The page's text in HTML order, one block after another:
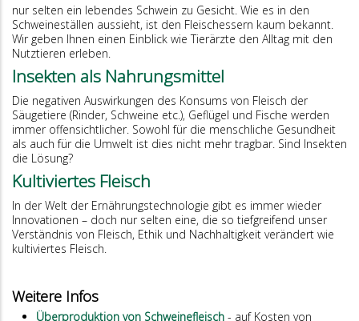
nur selten ein lebendes Schwein zu Gesicht. Wie es in den
Schweineställen aussieht, ist den Fleischessern kaum bekannt.
Wir geben Ihnen einen Einblick wie Tierärzte den Alltag mit den
Nutztieren erleben.
Insekten als Nahrungsmittel
Die negativen Auswirkungen des Konsums von Fleisch der
Säugetiere (Rinder, Schweine etc.), Geflügel und Fische werden
immer offensichtlicher. Sowohl für die menschliche Gesundheit
als auch für die Umwelt ist dies nicht mehr tragbar. Sind Insekten
die Lösung?
Kultiviertes Fleisch
In der Welt der Ernährungstechnologie gibt es immer wieder
Innovationen – doch nur selten eine, die so tiefgreifend unser
Verständnis von Fleisch, Ethik und Nachhaltigkeit verändert wie
kultiviertes Fleisch.
Weitere Infos
Überproduktion von Schweinefleisch - auf Kosten von